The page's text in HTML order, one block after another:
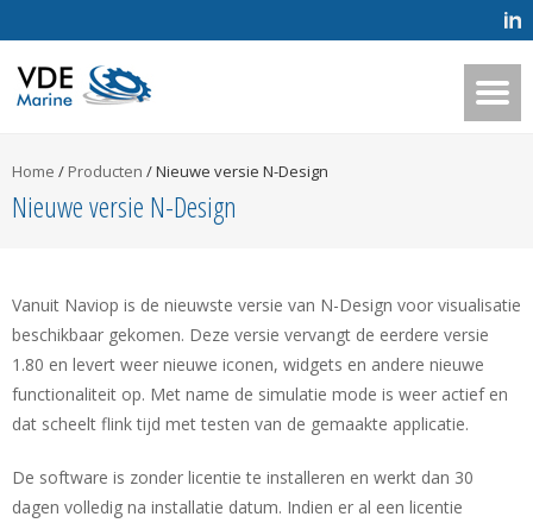
Home / Producten /Nieuwe versie N-Design
Nieuwe versie N-Design
Vanuit Naviop is de nieuwste versie van N-Design voor visualisatie
beschikbaar gekomen. Deze versie vervangt de eerdere versie
1.80 en levert weer nieuwe iconen, widgets en andere nieuwe
functionaliteit op. Met name de simulatie mode is weer actief en
dat scheelt flink tijd met testen van de gemaakte applicatie.
De software is zonder licentie te installeren en werkt dan 30
dagen volledig na installatie datum. Indien er al een licentie